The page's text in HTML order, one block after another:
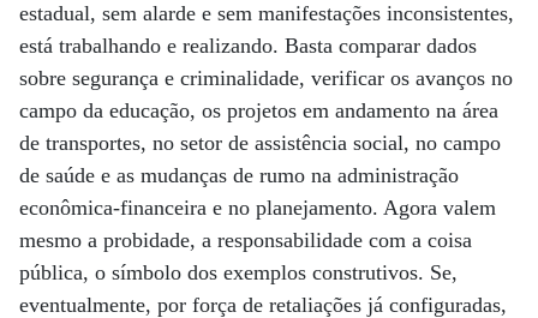
estadual, sem alarde e sem manifestações inconsistentes,
está trabalhando e realizando. Basta comparar dados
sobre segurança e criminalidade, verificar os avanços no
campo da educação, os projetos em andamento na área
de transportes, no setor de assistência social, no campo
de saúde e as mudanças de rumo na administração
econômica-financeira e no planejamento. Agora valem
mesmo a probidade, a responsabilidade com a coisa
pública, o símbolo dos exemplos construtivos. Se,
eventualmente, por força de retaliações já configuradas,